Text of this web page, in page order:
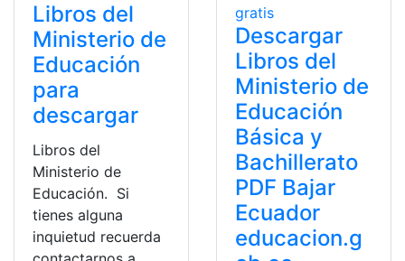
Libros del
Ministerio de
Educación
para
descargar
Libros del
Ministerio de
Educación. Si
tienes alguna
inquietud recuerda
Descargar
Libros del
Ministerio de
Educación
Básica y
Bachillerato
PDF Bajar
Ecuador
educacion.g